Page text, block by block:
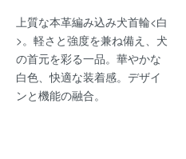
上質な本革編み込み犬首輪<白
>。軽さと強度を兼ね備え、犬
の首元を彩る一品。華やかな
白色、快適な装着感。デザイ
ンと機能の融合。